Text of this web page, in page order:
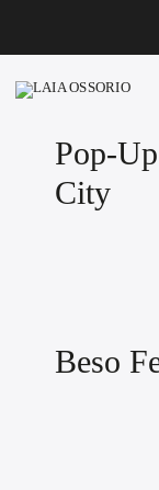
Pop-
City
Beso